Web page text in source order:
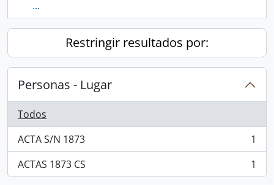
...
Restringir resultados por:
Personas - Lugar
Todos
ACTA S/N 1873
, 1 resultados
1
ACTAS 1873 CS
, 1 resultados 1